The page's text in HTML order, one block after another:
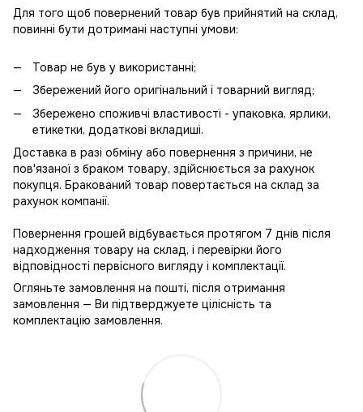
Для того щоб повернений товар був прийнятий на склад,
повинні бути дотримані наступні умови:
Товар не був у використанні;
Збережений його оригінальний і товарний вигляд;
Збережено споживчі властивості - упаковка, ярлики,
етикетки, додаткові вкладиші.
Доставка в разі обміну або повернення з причини, не
пов'язаної з браком товару, здійснюється за рахунок
покупця. Бракований товар повертається на склад за
рахунок компанії.
Повернення грошей відбувається протягом 7 днів після
надходження товару на склад, і перевірки його
відповідності первісного вигляду і комплектації.
Огляньте замовлення на пошті, після отримання
замовлення — Ви підтверджуете цілісність та
комплектацію замовлення.